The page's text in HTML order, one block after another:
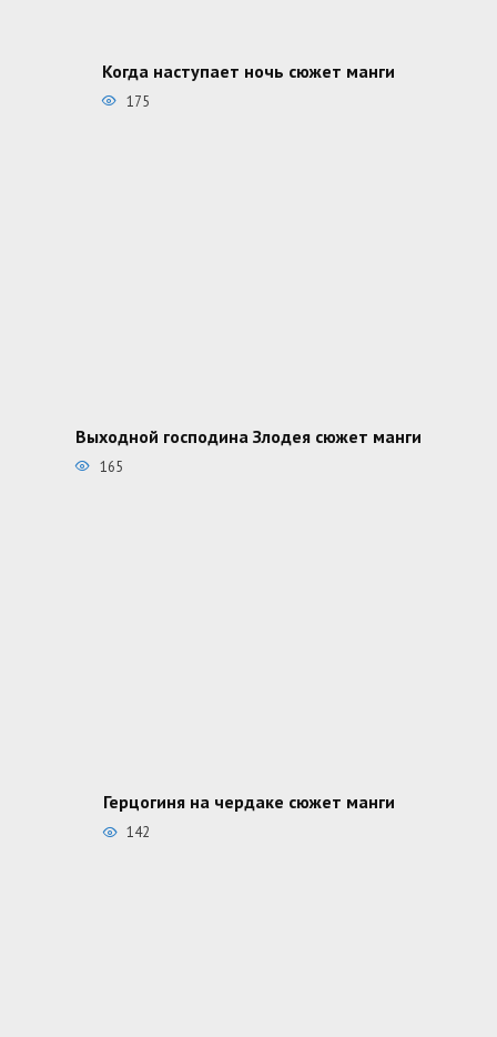
Когда наступает ночь сюжет манги
175
Выходной господина Злодея сюжет манги
165
Герцогиня на чердаке сюжет манги
142